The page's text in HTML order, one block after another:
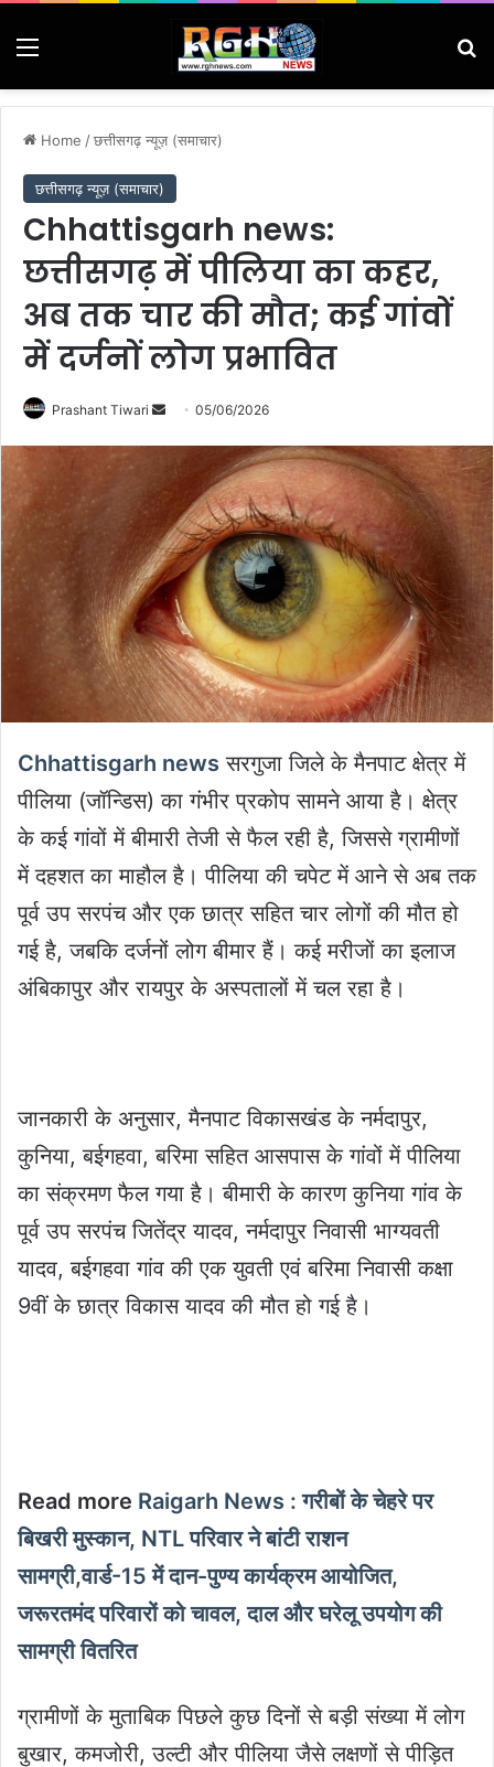
Menu
Home /छत्तीसगढ़ न्यूज़ (समाचार)
छत्तीसगढ़ न्यूज़ (समाचार)
Chhattisgarh news:
छत्तीसगढ़ में पीलिया का कहर,
अब तक चार की मौत; कई गांवों
में दर्जनों लोग प्रभावित
Prashant Tiwari
Send05/06/2026
Chhattisgarh news सरगुजा जिले के मैनपाट क्षेत्र में
पीलिया (जॉन्डिस) का गंभीर प्रकोप सामने आया है। क्षेत्र
के कई गांवों में बीमारी तेजी से फैल रही है, जिससे ग्रामीणों
में दहशत का माहौल है। पीलिया की चपेट में आने से अब तक
पूर्व उप सरपंच और एक छात्र सहित चार लोगों की मौत हो
गई है, जबकि दर्जनों लोग बीमार हैं। कई मरीजों का इलाज
अंबिकापुर और रायपुर के अस्पतालों में चल रहा है।
जानकारी के अनुसार, मैनपाट विकासखंड के नर्मदापुर,
कुनिया, बईगहवा, बरिमा सहित आसपास के गांवों में पीलिया
का संक्रमण फैल गया है। बीमारी के कारण कुनिया गांव के
पूर्व उप सरपंच जितेंद्र यादव, नर्मदापुर निवासी भाग्यवती
यादव, बईगहवा गांव की एक युवती एवं बरिमा निवासी कक्षा
9वीं के छात्र विकास यादव की मौत हो गई है।
Read more Raigarh News : गरीबों के चेहरे पर
बिखरी मुस्कान, NTL परिवार ने बांटी राशन
सामग्री,वार्ड-15 में दान-पुण्य कार्यक्रम आयोजित,
जरूरतमंद परिवारों को चावल, दाल और घरेलू उपयोग की
सामग्री वितरित
ग्रामीणों के मुताबिक पिछले कुछ दिनों से बड़ी संख्या में लोग
बुखार, कमजोरी, उल्टी और पीलिया जैसे लक्षणों से पीड़ित